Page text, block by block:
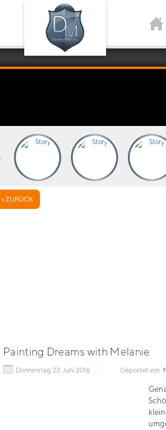
‹
« ZURÜCK
Painting Dreams with Melanie
Donnerstag, 23. Juni 2016 Gepostet von